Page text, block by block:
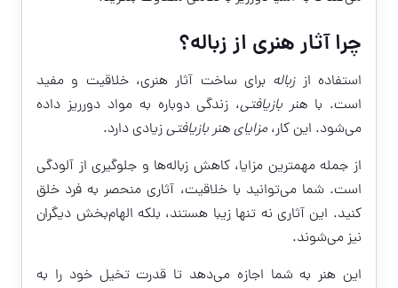
چرا آثار هنری از زباله؟
استفاده اززباله برای ساخت آثار هنری، خلاقیت و مفید
است. با هنر بازیافتی، زندگی دوباره به مواد دورریز داده
می‌شود. این کار،مزایای هنر بازیافتیزیادی دارد.
از جمله مهمترین مزایا، کاهش زباله‌ها و جلوگیری از آلودگی
است. شما می‌توانید با خلاقیت، آثاری منحصر به فرد خلق
کنید. این آثاری نه تنها زیبا هستند، بلکه الهام‌بخش دیگران
نیز می‌شوند.
این هنر به شما اجازه می‌دهد تا قدرت تخیل خود را به